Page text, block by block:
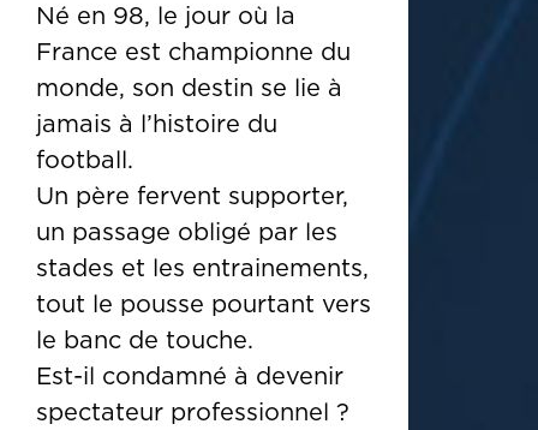
Né en 98, le jour où la
France est championne du
monde, son destin se lie à
jamais à l’histoire du
football.
Un père fervent supporter,
un passage obligé par les
stades et les entrainements,
tout le pousse pourtant vers
le banc de touche.
Est-il condamné à devenir
spectateur professionnel ?